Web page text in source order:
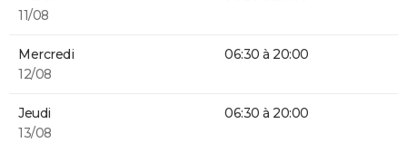
11/08
Mercredi
12/08
06:30 à 20:00
Jeudi
13/08
06:30 à 20:00